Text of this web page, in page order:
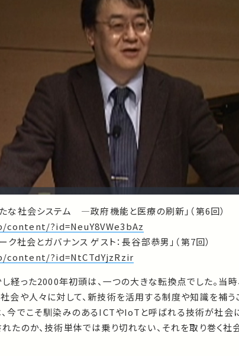
たな社会システム ―政府機能と医療の刷新」（第6回）
?id=NeuY8VWe3bAz
ク社会とガバナンス ゲスト：長谷部恭男」（第7回）
?id=NtCTdYjzRzir
経った2000年初頭は、一つの大きな転換点でした。当時
会や人々に対して、新技術を活用する制度や知識を補
、今でこそ馴染みのあるICTやIoTと呼ばれる技術が社会
たのか、技術単体では乗り切れない、それを取り巻く